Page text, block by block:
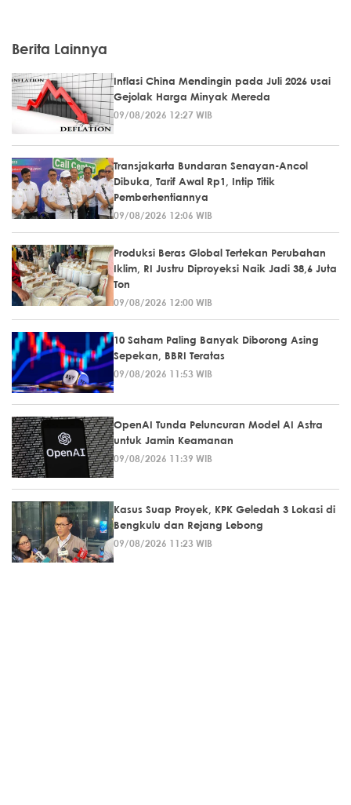
Berita Lainnya
Inflasi China Mendingin pada Juli 2026 usai
Gejolak Harga Minyak Mereda
09/08/2026 12:27 WIB
Transjakarta Bundaran Senayan-Ancol
Dibuka, Tarif Awal Rp1, Intip Titik
Pemberhentiannya
09/08/2026 12:06 WIB
Produksi Beras Global Tertekan Perubahan
Iklim, RI Justru Diproyeksi Naik Jadi 38,6 Juta
Ton
09/08/2026 12:00 WIB
10 Saham Paling Banyak Diborong Asing
Sepekan, BBRI Teratas
09/08/2026 11:53 WIB
OpenAI Tunda Peluncuran Model AI Astra
untuk Jamin Keamanan
09/08/2026 11:39 WIB
Kasus Suap Proyek, KPK Geledah 3 Lokasi di
Bengkulu dan Rejang Lebong
09/08/2026 11:23 WIB